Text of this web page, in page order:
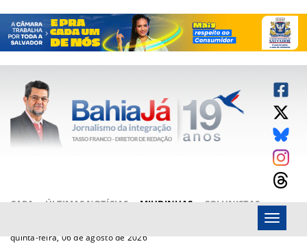
CAPA ÚLTIMAS NOTÍCIAS MIUDINHAS
COLUNISTAS
quinta-feira, 06 de agosto de 2026
Menu